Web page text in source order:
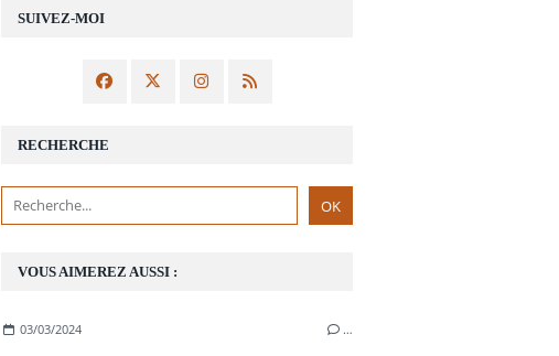
SUIVEZ-MOI
RECHERCHE
VOUS AIMEREZ AUSSI :
03/03/2024 …